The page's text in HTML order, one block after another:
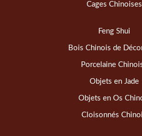
Cages Chinoises
Feng Shui
Bois Chinois de
Porcelaine
Objets en Jade
Objets en Os
Cloisonnés